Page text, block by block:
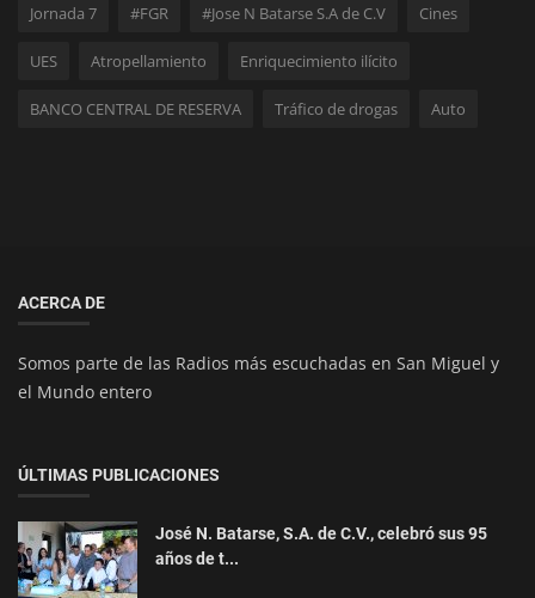
Jornada 7 #FGR #Jose N Batarse S.A de C.V Cines
UES Atropellamiento Enriquecimiento ilícito
BANCO CENTRAL DE RESERVA Tráfico de drogas Auto
ACERCA DE
Somos parte de las Radios más escuchadas en San Miguel y
el Mundo entero
ÚLTIMAS PUBLICACIONES
José N. Batarse, S.A. de C.V., celebró sus 95
años de t...